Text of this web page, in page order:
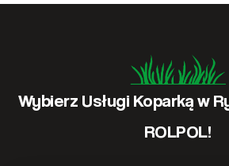
Wybierz Usługi Koparką w
ROLPOL!